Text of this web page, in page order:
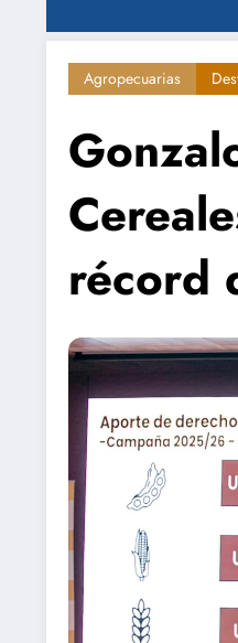
Agropecuarias
récord